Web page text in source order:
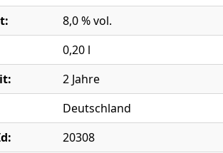
8,0 % vol.
0,20 l
2 Jahre
Deutschland
20308